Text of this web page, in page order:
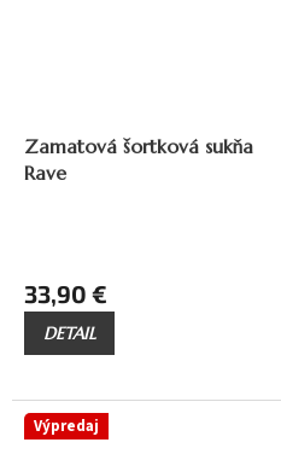
Zamatová šortková sukňa
Rave
33,90 €
DETAIL
Výpredaj